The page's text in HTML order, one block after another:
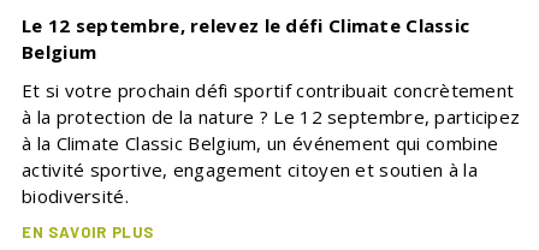
Le 12 septembre, relevez le défi Climate Classic
Belgium
Et si votre prochain défi sportif contribuait concrètement
à la protection de la nature ? Le 12 septembre, participez
à la Climate Classic Belgium, un événement qui combine
activité sportive, engagement citoyen et soutien à la
biodiversité.
EN SAVOIR PLUS